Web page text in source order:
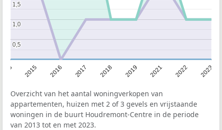
2015 2016 2017 2018 2019 2021 2022 2023
0,5
0,5
1,0
1,0
1,5
1,5
Overzicht van het aantal woningverkopen van
appartementen, huizen met 2 of 3 gevels en vrijstaande
woningen in de buurt Houdremont-Centre in de periode
van 2013 tot en met 2023.